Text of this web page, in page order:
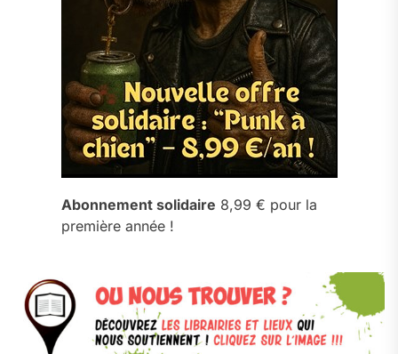
Abonnement solidaire 8,99 € pour la
première année !